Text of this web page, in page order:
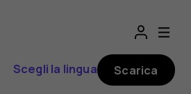
Scegli la lingua Scarica